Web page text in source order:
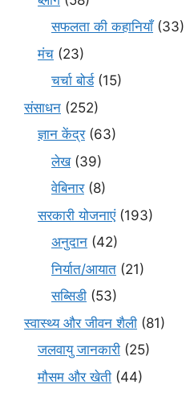
सफलता की कहानियाँ(33)
मंच (23)
चर्चा बोर्ड(15)
संसाधन (252)
ज्ञान केंद्र(63)
लेख(39)
वेबिनार(8)
सरकारी योजनाएं(193)
अनुदान (42)
निर्यात/आयात (21)
सब्सिडी (53)
स्वास्थ्य और जीवन शैली (81)
जलवायु जानकारी (25)
मौसम और खेती (44)